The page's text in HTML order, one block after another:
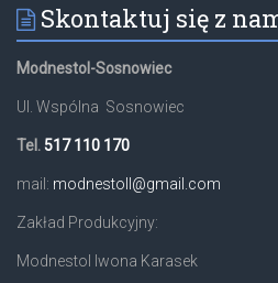
Skontaktuj się z
Modnestol-Sosnowiec
Ul. Wspólna Sosnowiec
Tel. 517 110 170
mail: modnestoll@gmail.com
Zakład Produkcyjny:
Modnestol Iwona Karasek